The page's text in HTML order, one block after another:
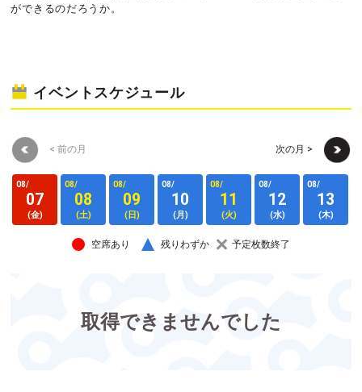
ができるのだろうか。
イベントスケジュール
< 前の月 次の月 >
08/
07
(金)
08/
08
(土)
08/
09
(日)
08/
10
(月)
08/
11
(火)
08/
12
(水)
08/
13
(木)
空席あり 残りわずか 予定枚数終了
取得できませんでした